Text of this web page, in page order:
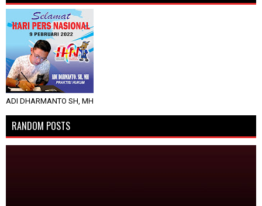
ADI DHARMANTO SH, MH
RANDOM POSTS